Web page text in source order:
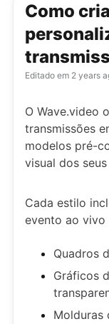
Como
Editado em 2 years
O Wave.video
transmissões
modelos pré-
visual dos
Cada estilo
evento ao vivo
Quadros
Gráficos
Molduras